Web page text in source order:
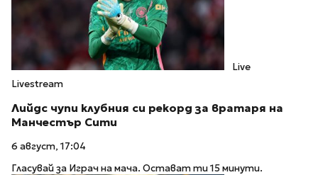
Live
Livestream
Лийдс чупи клубния си рекорд за вратаря на
Манчестър Сити
6 август, 17:04
Гласувай за Играч на мача. Остават ти 15 минути.